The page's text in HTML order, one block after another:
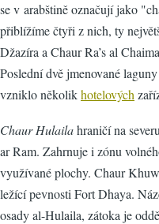
se v arabštině označují jako
přiblížíme čtyři z nich, ty
Džazíra a Chaur Ra’s al
Poslední dvě jmenované
vzniklo několikhotelových
Chaur Hulailahraničí na
ar Ram. Zahrnuje i zónu
využívané plochy. Chaur
ležící pevnosti Fort Dhaya.
osady al-Hulaila, zátoka je